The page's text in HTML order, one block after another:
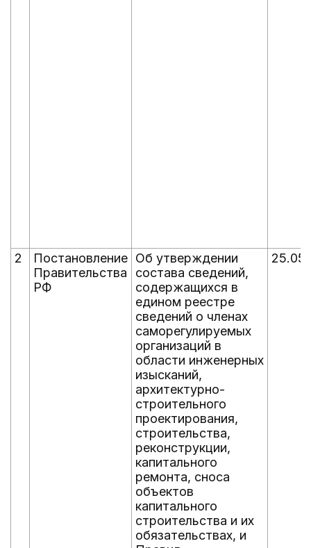
2
Постановление
Правительства
РФ
Об утверждении
состава сведений,
содержащихся в
едином реестре
сведений о членах
саморегулируемых
организаций в
области инженерных
изысканий,
архитектурно-
строительного
проектирования,
строительства,
реконструкции,
капитального
ремонта, сноса
объектов
капитального
строительства и их
обязательствах, и